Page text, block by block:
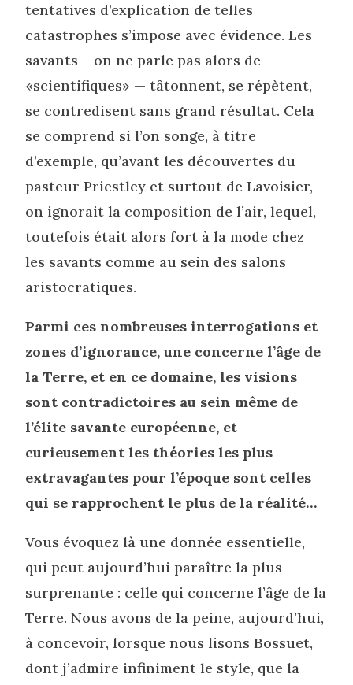
tentatives d’explication de telles
catastrophes s’impose avec évidence. Les
savants— on ne parle pas alors de
«scientifiques» — tâtonnent, se répètent,
se contredisent sans grand résultat. Cela
se comprend si l’on songe, à titre
d’exemple, qu’avant les découvertes du
pasteur Priestley et surtout de Lavoisier,
on ignorait la composition de l’air, lequel,
toutefois était alors fort à la mode chez
les savants comme au sein des salons
aristocratiques.
Parmi ces nombreuses interrogations et
zones d’ignorance, une concerne l’âge de
la Terre, et en ce domaine, les visions
sont contradictoires au sein même de
l’élite savante européenne, et
curieusement les théories les plus
extravagantes pour l’époque sont celles
qui se rapprochent le plus de la réalité…
Vous évoquez là une donnée essentielle,
qui peut aujourd’hui paraître la plus
surprenante : celle qui concerne l’âge de la
Terre. Nous avons de la peine, aujourd’hui,
à concevoir, lorsque nous lisons Bossuet,
dont j’admire infiniment le style, que la